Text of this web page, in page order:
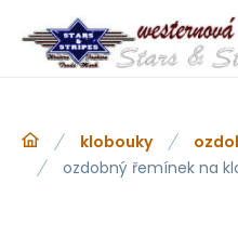
klobouky
ozdobný řemínek na